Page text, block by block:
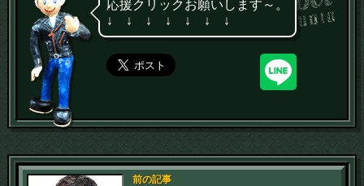
応援クリックお願いします～。
↓ ↓ ↓ ↓ ↓ ↓ ↓
前の記事